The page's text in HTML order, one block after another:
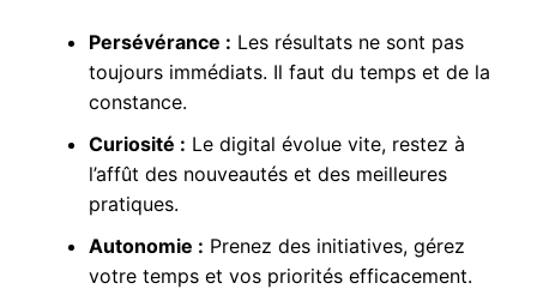
Persévérance : Les résultats ne sont pas
toujours immédiats. Il faut du temps et de la
constance.
Curiosité : Le digital évolue vite, restez à
l’affût des nouveautés et des meilleures
pratiques.
Autonomie : Prenez des initiatives, gérez
votre temps et vos priorités efficacement.